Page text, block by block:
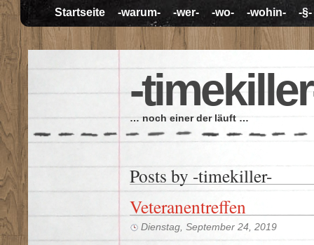
Startseite -warum- -wer- -wo- -wohin- -§-
-
… noch einer der läuft …
Posts by -timekiller-
Veteranentreffen
Dienstag, September 24, 2019